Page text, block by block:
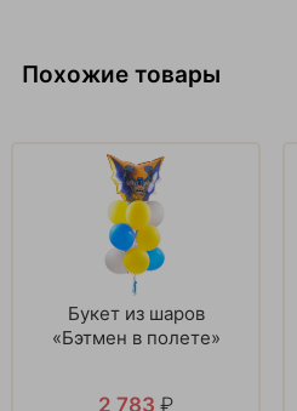
Похожие товары
Букет из шаров
«Бэтмен в полете»
2 783 ₽